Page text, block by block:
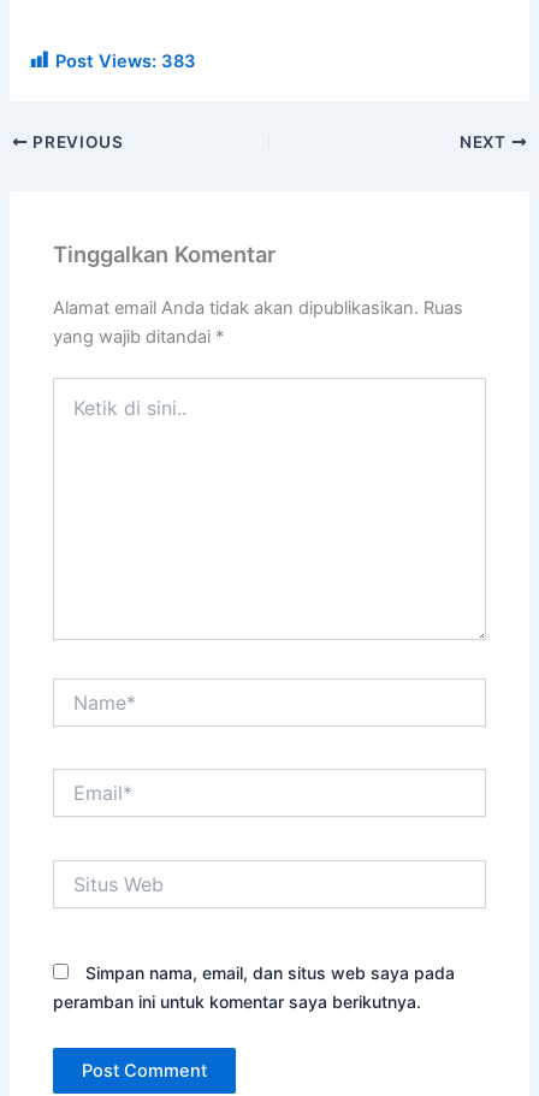
Post Views: 383
PREVIOUS NEXT
Tinggalkan Komentar
Alamat email Anda tidak akan dipublikasikan. Ruas
yang wajib ditandai *
Web
Simpan nama, email, dan situs web saya pada
peramban ini untuk komentar saya berikutnya.